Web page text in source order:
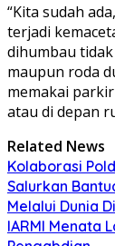
“Kita sudah
terjadi
dihumbau
maupun roda
memakai
atau di depan
Related News
Kolaborasi
Salurkan
Melalui Dunia
IARMI Menata